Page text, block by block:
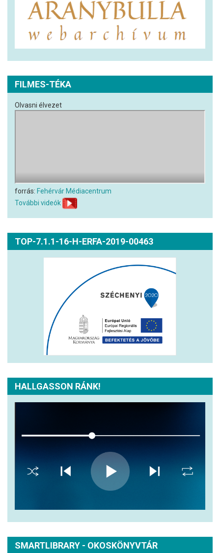
FILMES-TÉKA
Olvasni élvezet
forrás: Fehérvár Médiacentrum
További videók
TOP-7.1.1-16-H-ERFA-2019-00463
HALLGASSON RÁNK!
SMARTLIBRARY - OKOSKÖNYVTÁR